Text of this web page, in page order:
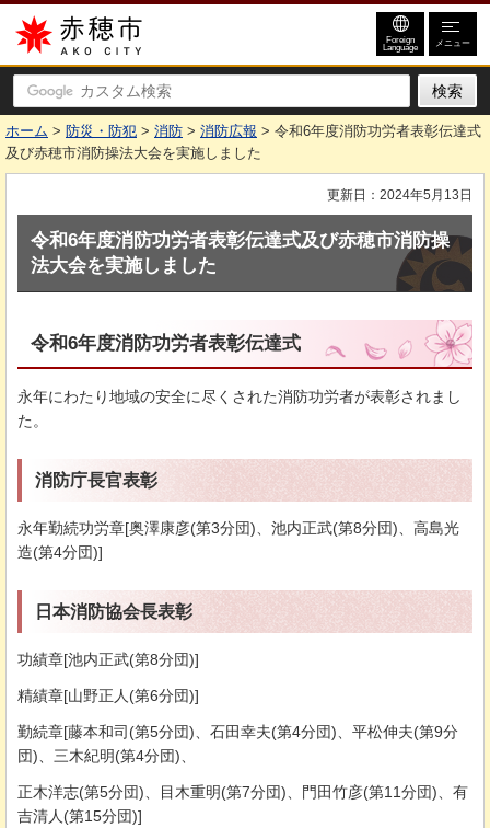
赤穂市
Foreign
Language メニュー
ホーム > 防災・防犯 > 消防 > 消防広報 > 令和6年度消防功労者表彰伝達式
及び赤穂市消防操法大会を実施しました
更新日：2024年5月13日
令和6年度消防功労者表彰伝達式及び赤穂市消防操
法大会を実施しました
令和6年度消防功労者表彰伝達式
永年にわたり地域の安全に尽くされた消防功労者が表彰されまし
た。
消防庁長官表彰
永年勤続功労章[奥澤康彦(第3分団)、池内正武(第8分団)、高島光
造(第4分団)]
日本消防協会長表彰
功績章[池内正武(第8分団)]
精績章[山野正人(第6分団)]
勤続章[藤本和司(第5分団)、石田幸夫(第4分団)、平松伸夫(第9分
団)、三木紀明(第4分団)、
正木洋志(第5分団)、目木重明(第7分団)、門田竹彦(第11分団)、有
吉清人(第15分団)]